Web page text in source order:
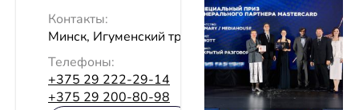
Контакты:
Минск, Игуменский тракт, 14
Телефоны:
+375 29 222-29-14
+375 29 200-80-98